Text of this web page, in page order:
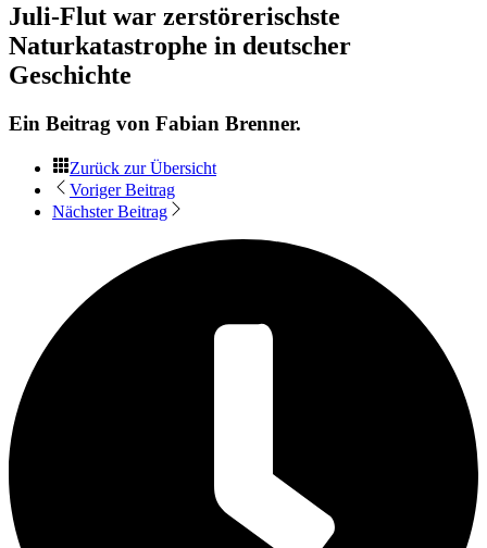
Juli-Flut war zerstörerischste
Naturkatastrophe in deutscher
Geschichte
Ein Beitrag von Fabian Brenner.
Zurück zur Übersicht
Voriger Beitrag
Nächster Beitrag